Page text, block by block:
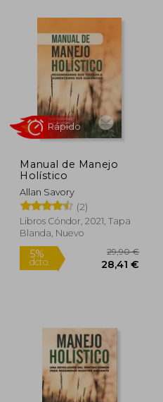
5%
dcto.
Manual de Manejo
Holístico
Allan Savory
(2)
Libros Cóndor, 2021, Tapa
Blanda, Nuevo
5%
dcto.
Rápido